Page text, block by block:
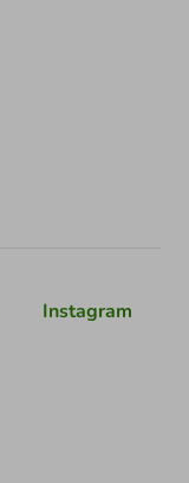
Instagram